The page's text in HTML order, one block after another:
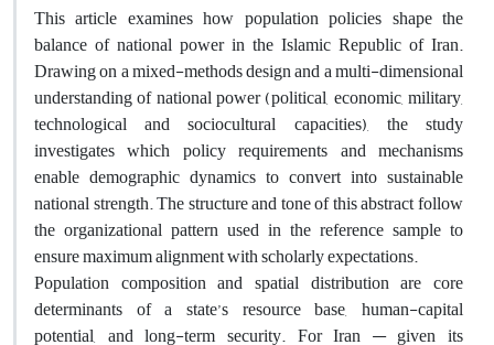
This article examines how population policies shape the
balance of national power in the Islamic Republic of Iran.
Drawing on a mixed-methods design and a multi-dimensional
understanding of national power (political, economic, military,
technological and sociocultural capacities), the study
investigates which policy requirements and mechanisms
enable demographic dynamics to convert into sustainable
national strength. The structure and tone of this abstract follow
the organizational pattern used in the reference sample to
ensure maximum alignment with scholarly expectations.
Population composition and spatial distribution are core
determinants of a state’s resource base, human-capital
potential, and long-term security. For Iran — given its